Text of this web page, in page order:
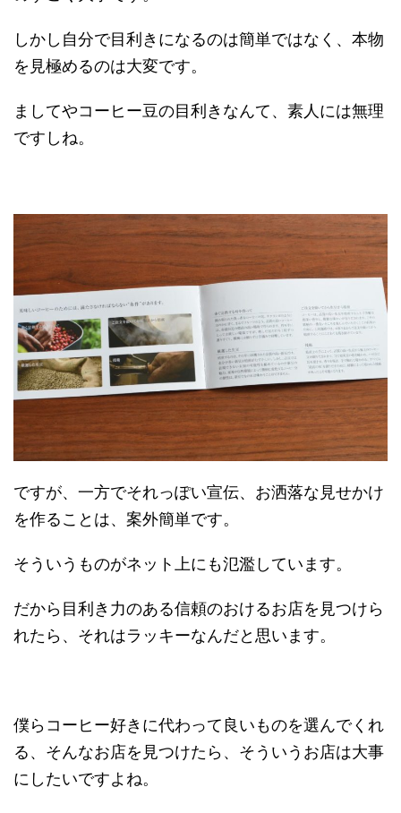
しかし自分で目利きになるのは簡単ではなく、本物
を見極めるのは大変です。
ましてやコーヒー豆の目利きなんて、素人には無理
ですしね。
ですが、一方でそれっぽい宣伝、お洒落な見せかけ
を作ることは、案外簡単です。
そういうものがネット上にも氾濫しています。
だから目利き力のある信頼のおけるお店を見つけら
れたら、それはラッキーなんだと思います。
僕らコーヒー好きに代わって良いものを選んでくれ
る、そんなお店を見つけたら、そういうお店は大事
にしたいですよね。